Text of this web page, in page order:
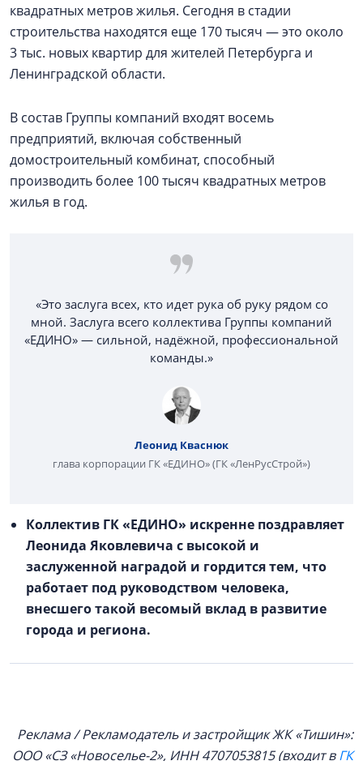
квадратных метров жилья. Сегодня в стадии
строительства находятся еще 170 тысяч — это около
3 тыс. новых квартир для жителей Петербурга и
Ленинградской области.
В состав Группы компаний входят восемь
предприятий, включая собственный
домостроительный комбинат, способный
производить более 100 тысяч квадратных метров
жилья в год.
«Это заслуга всех, кто идет рука об руку рядом со
мной. Заслуга всего коллектива Группы компаний
«ЕДИНО» — сильной, надёжной, профессиональной
команды.»
Леонид Кваснюк
глава корпорации ГК «ЕДИНО» (ГК «ЛенРусСтрой»)
Коллектив ГК «ЕДИНО» искренне поздравляет
Леонида Яковлевича с высокой и
заслуженной наградой и гордится тем, что
работает под руководством человека,
внесшего такой весомый вклад в развитие
города и региона.
Реклама / Рекламодатель и застройщик ЖК «Тишин»:
ООО «СЗ «Новоселье-2», ИНН 4707053815 (входит вГК